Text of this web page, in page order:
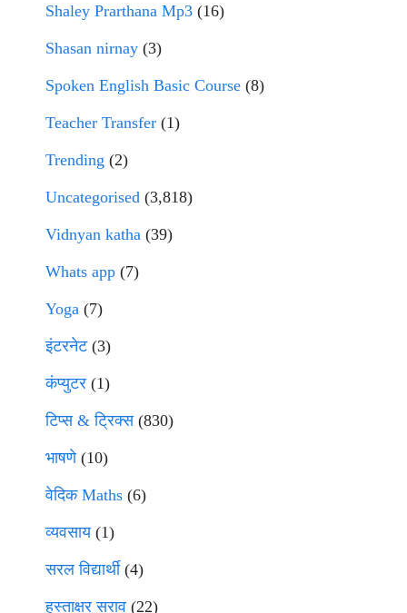
Shaley Prarthana Mp3 (16)
Shasan nirnay (3)
Spoken English Basic Course (8)
Teacher Transfer (1)
Trending (2)
Uncategorised (3,818)
Vidnyan katha (39)
Whats app (7)
Yoga (7)
इंटरनेट(3)
कंप्युटर (1)
टिप्स & ट्रिक्स(830)
भाषणे(10)
वेदिक Maths (6)
व्यवसाय(1)
सरल विद्यार्थी(4)
हस्ताक्षर सराव (22)